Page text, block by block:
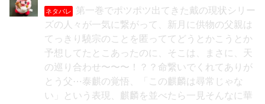
ネタバレ
第一巻でポツポツ出てきた戴の現状シリー
ズの人々が一気に繋がって、新月に供物の父親は
てっきり驍宗のことを匿っててどうとかこうとか
予想してたとこあったのに、そこは、まさに、天
の巡り合わせ〜〜〜！？？命繋いでくれてありが
とう父⋯泰麒の覚悟、「この麒麟は尋常じゃな
い」という表現、麒麟を並べたら一見そんなに華